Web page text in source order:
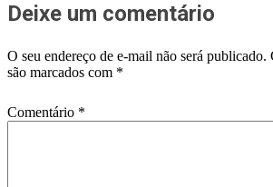
Deixe um comentário
O seu endereço de e-mail não será publicado.
são marcados com *
Comentário *